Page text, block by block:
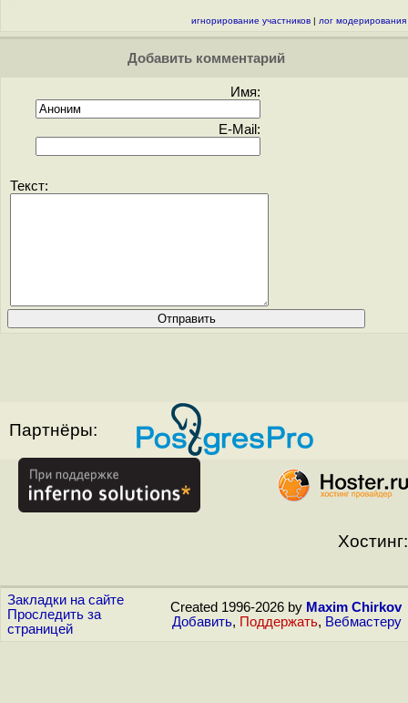
игнорирование участников | лог модерирования
Добавить комментарий
Имя:
E-Mail:
Текст:
Партнёры:
Хостинг:
Закладки на сайте
Проследить за
страницей
Created 1996-2026 by Maxim Chirkov
Добавить, Поддержать, Вебмастеру